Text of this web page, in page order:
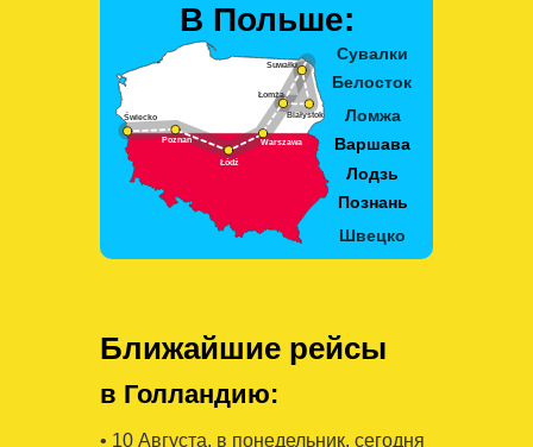
В Польше:
Ближайшие рейсы
в Голландию:
• 10 Августa, в понедельник, сегодня